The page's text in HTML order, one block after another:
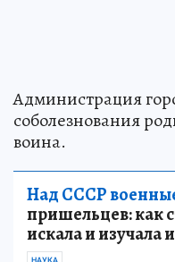
Администрация
соболезнования
воина.
Над СССР
пришельцев: как
искала и изучала
НАУКА